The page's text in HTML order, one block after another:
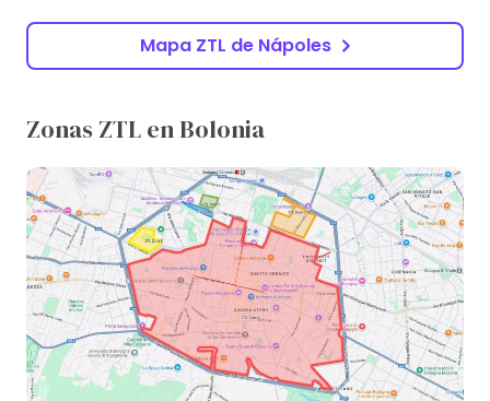
Mapa ZTL de Nápoles
Zonas ZTL en Bolonia